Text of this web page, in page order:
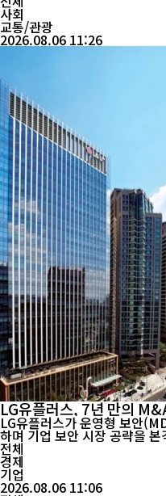
사회
교통/관광
2026.08.06 11:26
LG유플러스, 7년 만의
LG유플러스가 운영형 보안
하며 기업 보안 시장 공략을 본격화한다. 2019년
이후 약 7년 만의 인수·합병
보안 투자라는 점에서 의미가 크다. 이번 인수는 LG유플러스
발표한 ‘시큐어 AI(Secure
클라우드 확산으로 사이버 위
전체
경제
기업
2026.08.06 11:06